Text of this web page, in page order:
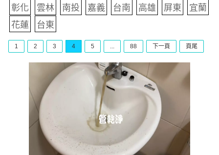
彰化
雲林 南投 嘉義 台南 高雄 屏東
宜蘭
花蓮
台東
1 2 3 4 5 ... 88 下一頁 頁尾